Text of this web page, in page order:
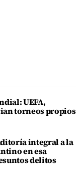
UEFA,
torneos propios
integral a la
en esa
delitos